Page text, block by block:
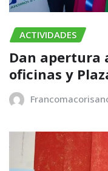
ACTIVIDADES
​Dan apertura
oficinas y